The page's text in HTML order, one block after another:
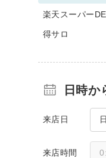
楽天スーパー
得サロ
日時か
来店日
来店時間